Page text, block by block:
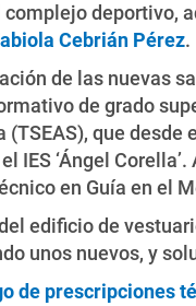
deportivo,
Cebrián Pérez.
de las nuevas
de grado
que desde
el IES ‘Ángel
en Guía en el
edificio de
unos nuevos, y
de prescripciones